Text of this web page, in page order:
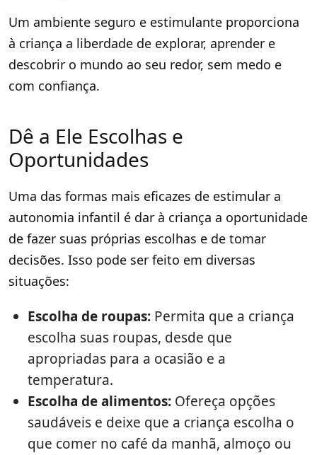
Um ambiente seguro e estimulante proporciona
à criança a liberdade de explorar, aprender e
descobrir o mundo ao seu redor, sem medo e
com confiança.
Dê a Ele Escolhas e
Oportunidades
Uma das formas mais eficazes de estimular a
autonomia infantil é dar à criança a oportunidade
de fazer suas próprias escolhas e de tomar
decisões. Isso pode ser feito em diversas
situações:
Escolha de roupas: Permita que a criança
escolha suas roupas, desde que
apropriadas para a ocasião e a
temperatura.
Escolha de alimentos: Ofereça opções
saudáveis e deixe que a criança escolha o
que comer no café da manhã, almoço ou